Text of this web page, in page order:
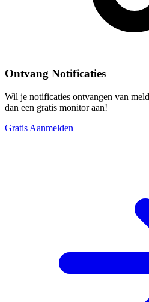
Ontvang Notificaties
Wil je notificaties ontvangen van
dan een gratis monitor aan!
Gratis Aanmelden